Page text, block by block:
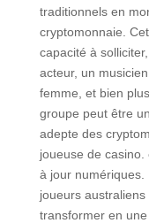
traditionnels en
cryptomonnaie.
capacité à
acteur, un
femme, et bien
groupe peut être
adepte des
joueuse de casino.
à jour numériques.
joueurs
transformer en